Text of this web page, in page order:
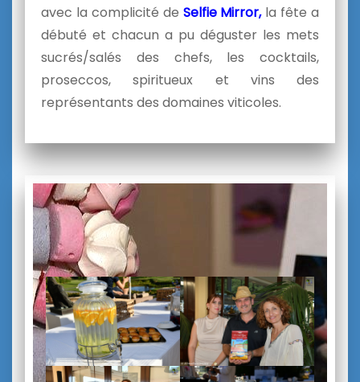
avec la complicité de Selfie Mirror, la fête a
débuté et chacun a pu déguster les mets
sucrés/salés des chefs, les cocktails,
proseccos, spiritueux et vins des
représentants des domaines viticoles.